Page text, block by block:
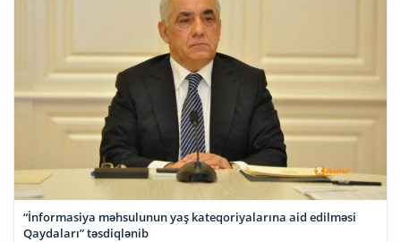
“İnformasiya məhsulunun yaş kateqoriyalarına aid edilməsi
Qaydaları” təsdiqlənib